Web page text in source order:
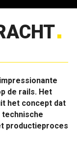
de rails. Het
het concept dat
technische
productieproces